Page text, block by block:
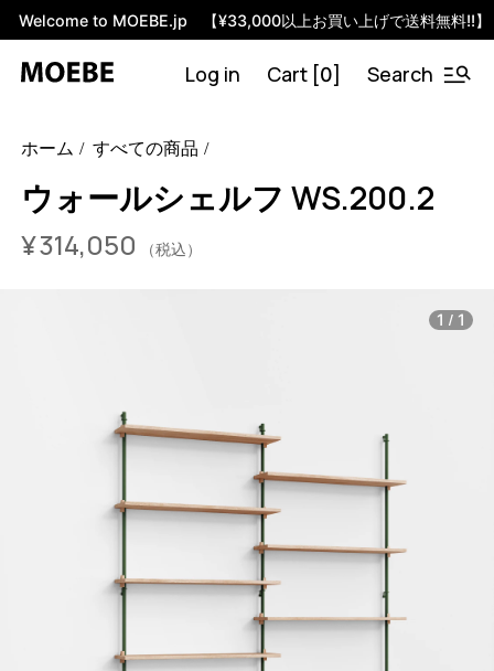
Welcome to MOEBE.jp 【¥33,000以上お買い上げで送料無料!!】
Log in Cart [0] Search
ws-200-2?variant=46594939879656
WS.200.2.OA.BL 0
ホーム すべての商品
ウォールシェルフ WS.200.2
¥314,050 （税込）
1 / 1